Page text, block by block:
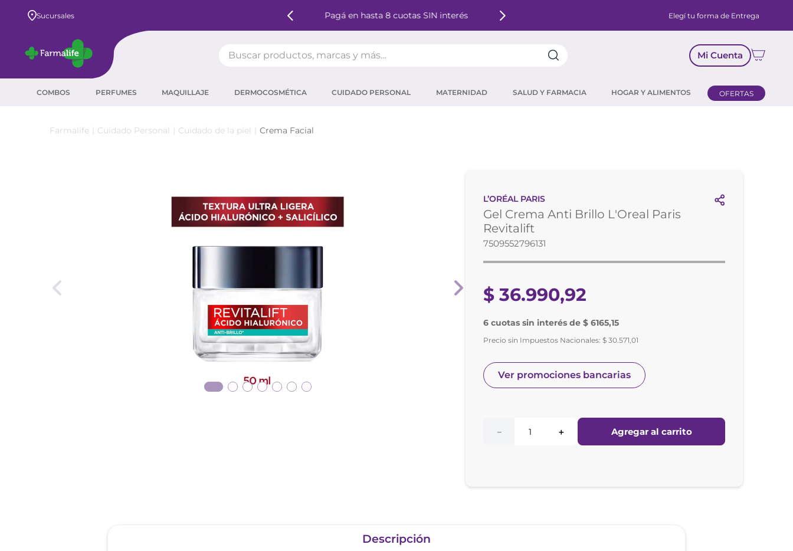
Sucursales Pagá en hasta 8 cuotas SIN interés Elegí tu forma de Entrega
Mi Cuenta
COMBOS PERFUMES MAQUILLAJE DERMOCOSMÉTICA CUIDADO PERSONAL MATERNIDAD SALUD Y FARMACIA HOGAR Y ALIMENTOS OFERTAS
Cuidado Personal Cuidado de la piel Crema Facial
L’ORÉAL PARIS
Gel Crema Anti Brillo L'Oreal Paris
Revitalift
7509552796131
$ 36.990,92
6 cuotas sin interés de $ 6165,15
Precio sin Impuestos Nacionales:$ 30.571,01
Ver promociones bancarias
＋
－ Agregar al carrito
Descripción
agua micelar
corrector
máscara pestañas
tintura